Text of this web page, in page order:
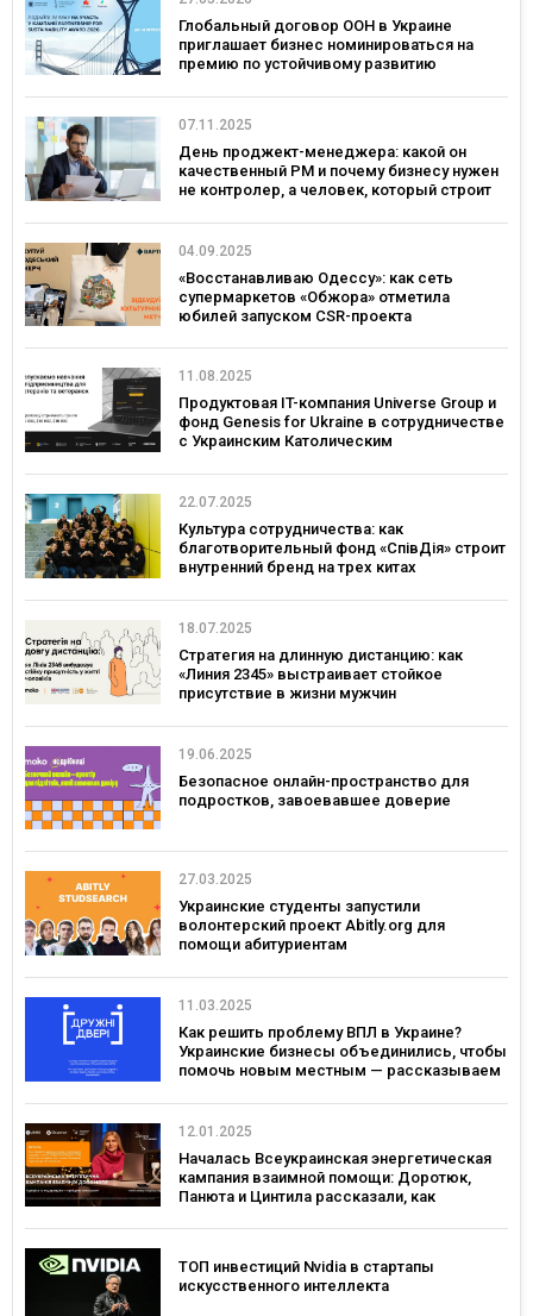
Глобальный договор ООН в Украине
приглашает бизнес номинироваться на
премию по устойчивому развитию
07.11.2025
День проджект-менеджера: какой он
качественный PM и почему бизнесу нужен
не контролер, а человек, который строит
04.09.2025
«Восстанавливаю Одессу»: как сеть
супермаркетов «Обжора» отметила
юбилей запуском CSR-проекта
11.08.2025
Продуктовая IT-компания Universe Group и
фонд Genesis for Ukraine в сотрудничестве
с Украинским Католическим
программу и обучение
предпринимательству для ветеранов и
22.07.2025
Культура сотрудничества: как
благотворительный фонд «СпівДія» строит
внутренний бренд на трех китах
18.07.2025
Стратегия на длинную дистанцию: как
«Линия 2345» выстраивает стойкое
присутствие в жизни мужчин
19.06.2025
Безопасное онлайн-пространство для
подростков, завоевавшее доверие
27.03.2025
Украинские студенты запустили
волонтерский проект Abitly.org для
помощи абитуриентам
11.03.2025
Как решить проблему ВПЛ в Украине?
Украинские бизнесы объединились, чтобы
помочь новым местным — рассказываем
12.01.2025
Началась Всеукраинская энергетическая
кампания взаимной помощи: Доротюк,
Панюта и Цинтила рассказали, как
ТОП инвестиций Nvidia в стартапы
искусственного интеллекта